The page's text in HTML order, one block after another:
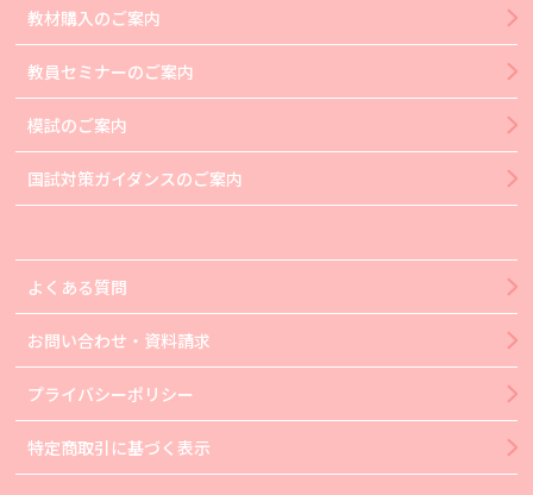
教材購入のご案内
教員セミナーのご案内
模試のご案内
国試対策ガイダンスのご案内
よくある質問
お問い合わせ・資料請求
プライバシーポリシー
特定商取引に基づく表示